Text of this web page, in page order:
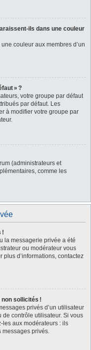
ils dans une couleur
couleur aux membres d’un
» ?
votre groupe par défaut
par défaut. Les
à modifier votre groupe par
(administrateurs et
comme les
!
la messagerie privée a été
ou modérateur vous
plus d’informations, contactez
sollicités !
privés d’un utilisateur
contrôle utilisateur. Si vous
les aux modérateurs : ils
messages privés.